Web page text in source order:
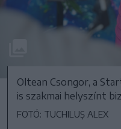
Oltean Csongor, a
is szakmai helyszínt
FOTÓ: TUCHILUȘ ALEX